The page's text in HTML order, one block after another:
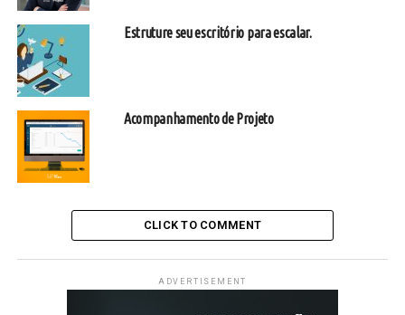
Estruture seu escritório para escalar.
Acompanhamento de Projeto
CLICK TO COMMENT
ADVERTISEMENT